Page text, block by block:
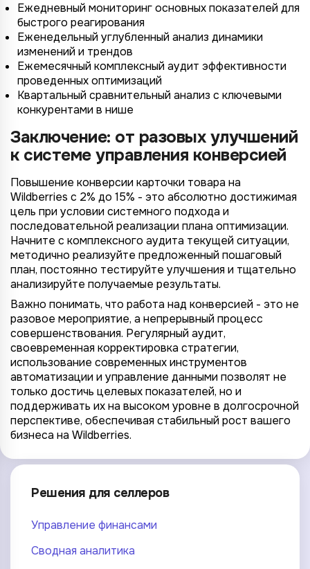
Ежедневный мониторинг основных показателей для
быстрого реагирования
Еженедельный углубленный анализ динамики
изменений и трендов
Ежемесячный комплексный аудит эффективности
проведенных оптимизаций
Квартальный сравнительный анализ с ключевыми
конкурентами в нише
Заключение: от разовых улучшений
к системе управления конверсией
Повышение конверсии карточки товара на
Wildberries с 2% до 15% - это абсолютно достижимая
цель при условии системного подхода и
последовательной реализации плана оптимизации.
Начните с комплексного аудита текущей ситуации,
методично реализуйте предложенный пошаговый
план, постоянно тестируйте улучшения и тщательно
анализируйте получаемые результаты.
Важно понимать, что работа над конверсией - это не
разовое мероприятие, а непрерывный процесс
совершенствования. Регулярный аудит,
своевременная корректировка стратегии,
использование современных инструментов
автоматизации и управление данными позволят не
только достичь целевых показателей, но и
поддерживать их на высоком уровне в долгосрочной
перспективе, обеспечивая стабильный рост вашего
бизнеса на Wildberries.
Решения для селлеров
Управление финансами
Сводная аналитика